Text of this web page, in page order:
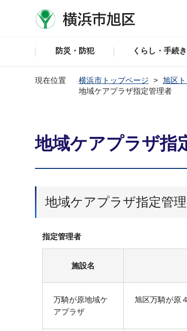
防災・防犯 くらし・手続き
現在位置 横浜市トップページ 旭区
地域ケアプラザ指定管理者
地域ケアプラザ指
地域ケアプラザ指定管
指定管理者
施設名
万騎が原地域ケ
アプラザ
旭区万騎が原４